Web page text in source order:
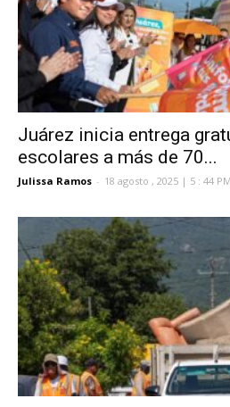
Juárez inicia entrega
escolares a más de 70...
Julissa Ramos - 18 agosto , 2025 | 5 : 44 PM